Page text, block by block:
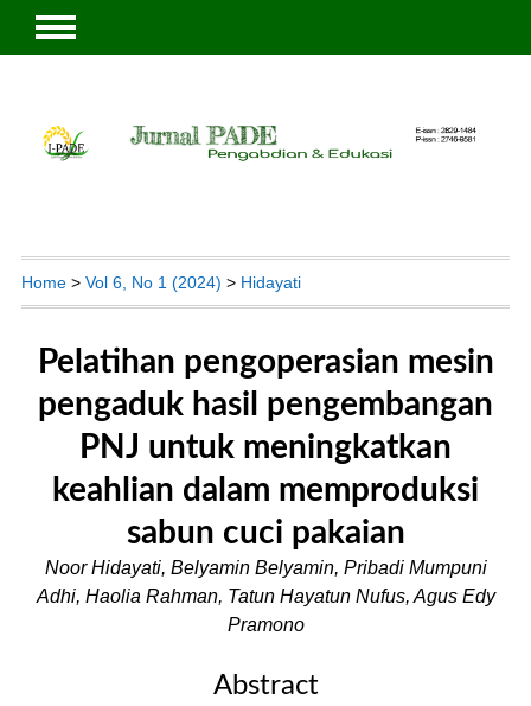
Home> Vol 6, No 1 (2024) > Hidayati
Pelatihan pengoperasian mesin
pengaduk hasil pengembangan
PNJ untuk meningkatkan
keahlian dalam memproduksi
sabun cuci pakaian
Noor Hidayati, Belyamin Belyamin, Pribadi Mumpuni
Adhi, Haolia Rahman, Tatun Hayatun Nufus, Agus Edy
Pramono
Abstract